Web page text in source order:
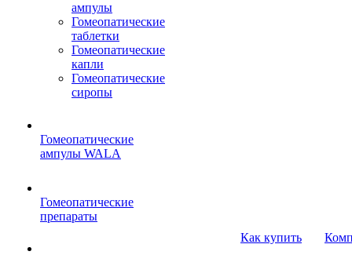
ампулы
Гомеопатические
таблетки
Гомеопатические
капли
Гомеопатические
сиропы
Гомеопатические
ампулы WALA
Гомеопатические
препараты
Как купить